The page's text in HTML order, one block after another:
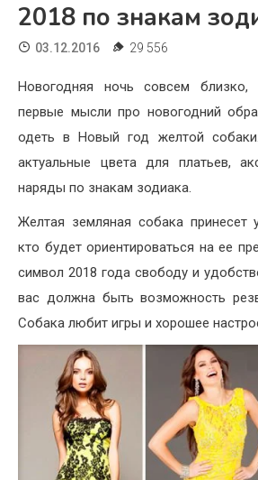
Дом
Жизнь
Хобби
Недвижимость
2018 по знакам
03.12.2016 29 556
Новогодняя ночь совсем
первые мысли про новогодний
одеть в Новый год желтой
актуальные цвета для платьев,
наряды по знакам зодиака.
Желтая земляная собака принесет
кто будет ориентироваться на ее
символ 2018 года свободу и
вас должна быть возможность
Собака любит игры и хорошее